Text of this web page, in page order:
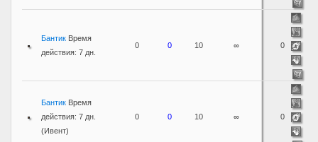
Бантик Время
действия: 7 дн.
0 0 10 ∞ 0
Бантик Время
действия: 7 дн.
(Ивент)
0 0 10 ∞ 0